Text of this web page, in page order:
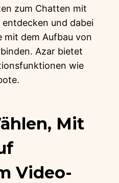
zum Chatten mit
und dabei
mit dem Aufbau von
Azar bietet
wie
Mit
Video-